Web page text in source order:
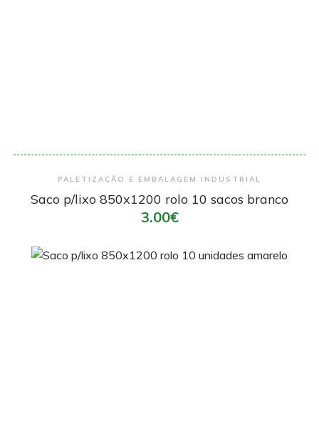
Encomendar
PALETIZAÇÃO E EMBALAGEM INDUSTRIAL
Saco p/lixo 850x1200 rolo 10 sacos branco
3.00€